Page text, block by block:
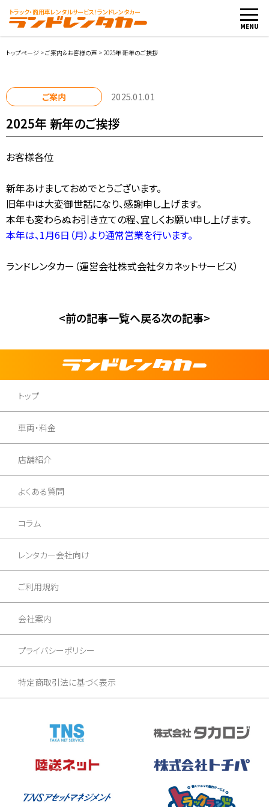
MENU
トラック・商用車レンタルサービス！ランドレンタカー
車両・料金
店舗紹介
ご利用案内
お客様の声
レンタカー会社向け
0120-784-893
トップページ >ご案内＆お客様の声 >2025年 新年のご挨拶
ご案内 2025.01.01
2025年 新年のご挨拶
お客様各位
新年あけましておめでとうございます。
旧年中は大変御世話になり、感謝申し上げます。
本年も変わらぬお引き立ての程、宜しくお願い申し上げます。
本年は、1月6日（月）より通常営業を行います。
ランドレンタカー（運営会社株式会社タカネットサービス）
<前の記事一覧へ戻る次の記事>
トップ
車両・料金
店舗紹介
よくある質問
コラム
レンタカー会社向け
ご利用規約
会社案内
プライバシーポリシー
特定商取引法に基づく表示